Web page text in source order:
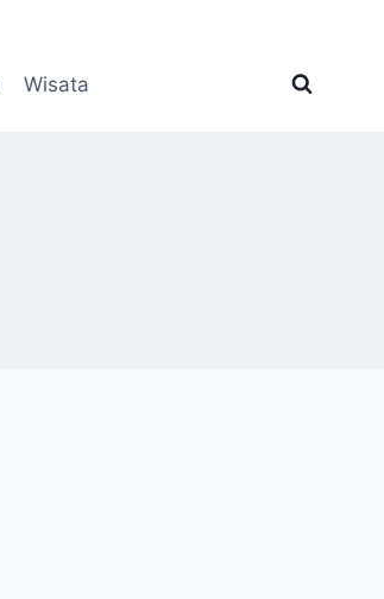
Wisata